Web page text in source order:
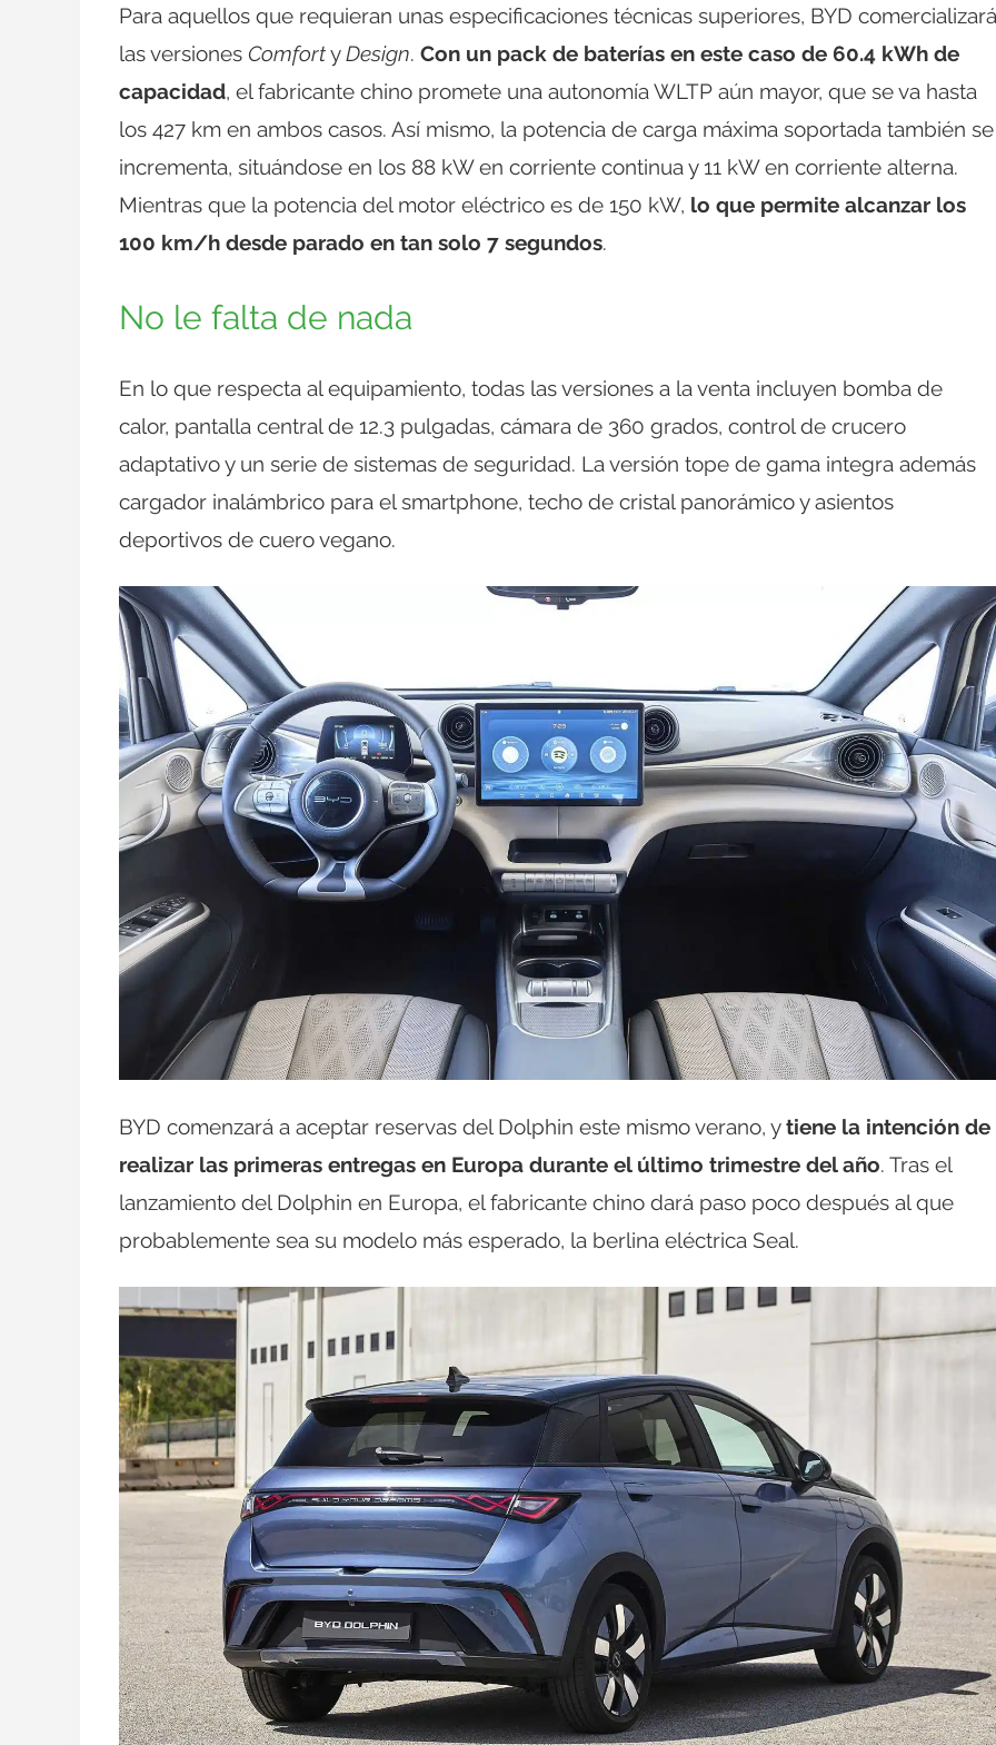
Para aquellos que requieran unas especificaciones técnicas superiores, BYD comercializará
las versiones ComfortyDesign. Con un pack de baterías en este caso de 60.4 kWh de
capacidad, el fabricante chino promete una autonomía WLTP aún mayor, que se va hasta
los 427 km en ambos casos. Así mismo, la potencia de carga máxima soportada también se
incrementa, situándose en los 88 kW en corriente continua y 11 kW en corriente alterna.
Mientras que la potencia del motor eléctrico es de 150 kW, lo que permite alcanzar los
100 km/h desde parado en tan solo 7 segundos.
No le falta de nada
En lo que respecta al equipamiento, todas las versiones a la venta incluyen bomba de
calor, pantalla central de 12.3 pulgadas, cámara de 360 grados, control de crucero
adaptativo y un serie de sistemas de seguridad. La versión tope de gama integra además
cargador inalámbrico para el smartphone, techo de cristal panorámico y asientos
deportivos de cuero vegano.
BYD comenzará a aceptar reservas del Dolphin este mismo verano, ytiene la intención de
realizar las primeras entregas en Europa durante el último trimestre del año. Tras el
lanzamiento del Dolphin en Europa, el fabricante chino dará paso poco después al que
probablemente sea su modelo más esperado, la berlina eléctrica Seal.